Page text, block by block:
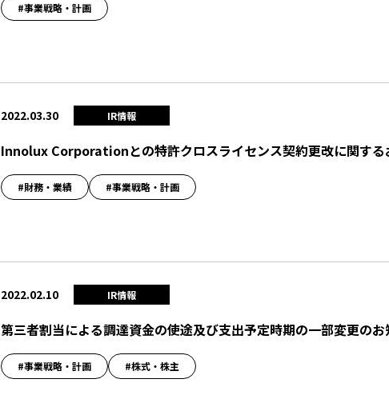
#事業戦略・計画
2022.03.30 IR情報
Innolux Corporationとの特許クロスライセンス契約更改に関する
#財務・業績 #事業戦略・計画
2022.02.10 IR情報
第三者割当による調達資金の使途及び支出予定時期の一部変更のお
#事業戦略・計画 #株式・株主